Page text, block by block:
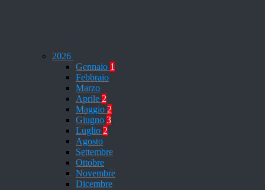
2026
Gennaio 1
Febbraio
Marzo
Aprile 2
Maggio 2
Giugno 3
Luglio 2
Agosto
Settembre
Ottobre
Novembre
Dicembre